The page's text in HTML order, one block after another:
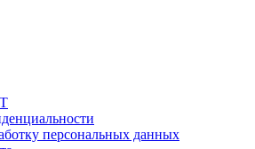
персональных данных